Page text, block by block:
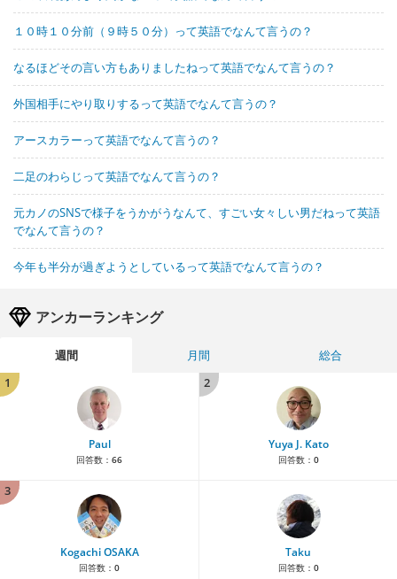
１０時１０分前（９時５０分）って英語でなんて言うの？
なるほどその言い方もありましたねって英語でなんて言うの？
外国相手にやり取りするって英語でなんて言うの？
アースカラーって英語でなんて言うの？
二足のわらじって英語でなんて言うの？
元カノのSNSで様子をうかがうなんて、すごい女々しい男だねって英語
でなんて言うの？
今年も半分が過ぎようとしているって英語でなんて言うの？
アンカーランキング
週間 月間
総合
1
Paul
回答数： 66
2
Yuya J. Kato
回答数： 0
3
Kogachi OSAKA
回答数： 0
Taku
回答数： 0